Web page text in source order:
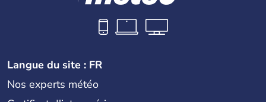
Langue du site : FR
Nos experts météo